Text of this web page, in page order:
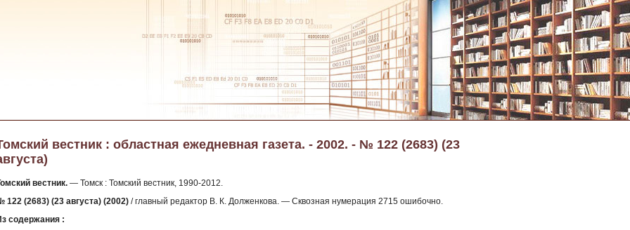
вестник : областная ежедневная газета. - 2002. - № 122 (2683) (23
вестник. — Томск : Томский вестник, 1990-2012.
122 (2683) (23 августа) (2002) / главный редактор В. К. Долженкова. — Сквозная нумерация 2715 ошибочно.
содержания :